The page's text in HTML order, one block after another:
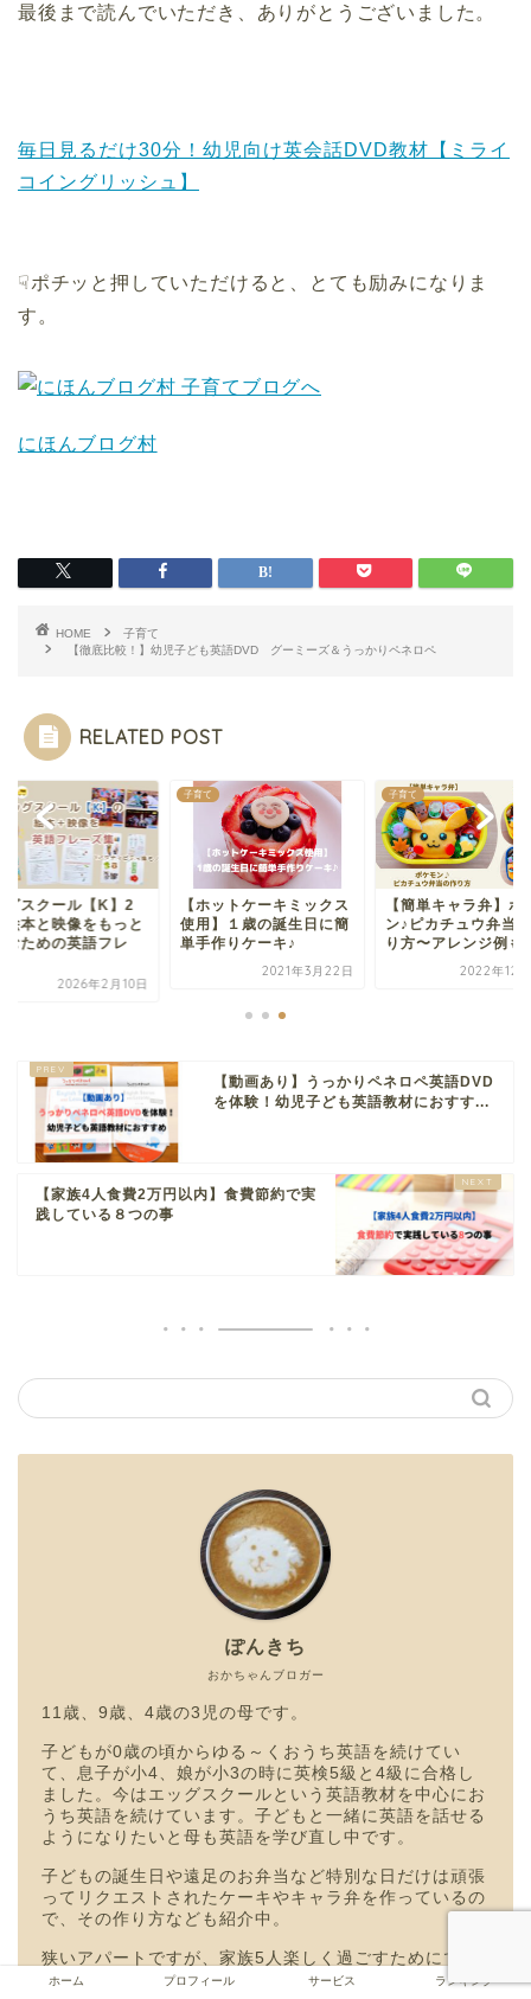
最後まで読んでいただき、ありがとうございました。
毎日見るだけ30分！幼児向け英会話DVD教材【ミライ
コイングリッシュ】
☟ポチッと押していただけると、とても励みになりま
す。
にほんブログ村
HOME
子育て
【徹底比較！】幼児子ども英語DVD グーミーズ＆うっかりペネロペ
RELATED POST
グスクール【K】2
絵本と映像をもっと
むための英語フレ
2026年2月10日
子育て
【ホットケーキミックス
使用】１歳の誕生日に簡
単手作りケーキ♪
2021年3月22日
子育て
【簡単キャラ弁】ポ
ン♪ピカチュウ弁当
り方〜アレンジ例も
2022年12
【動画あり】うっかりペネロペ英語DVD
を体験！幼児子ども英語教材におすす...
【家族4人食費2万円以内】食費節約で実
践している８つの事
おかちゃんブロガー
ぽんきち
11歳、9歳、4歳の3児の母です。
子どもが0歳の頃からゆる～くおうち英語を続けてい
て、息子が小4、娘が小3の時に英検5級と4級に合格し
ました。今はエッグスクールという英語教材を中心にお
うち英語を続けています。子どもと一緒に英語を話せる
ようになりたいと母も英語を学び直し中です。
子どもの誕生日や遠足のお弁当など特別な日だけは頑張
ってリクエストされたケーキやキャラ弁を作っているの
で、その作り方なども紹介中。
狭いアパートですが、家族5人楽しく過ごすためにでき
るだけシンプルに。余白を大事にして過ごしたいと日々
ホーム プロフィール サービス ランキング